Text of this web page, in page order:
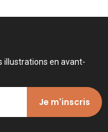
illustrations en avant-
Je m'inscris